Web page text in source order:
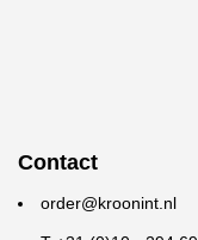
Contact
order@kroonint.nl